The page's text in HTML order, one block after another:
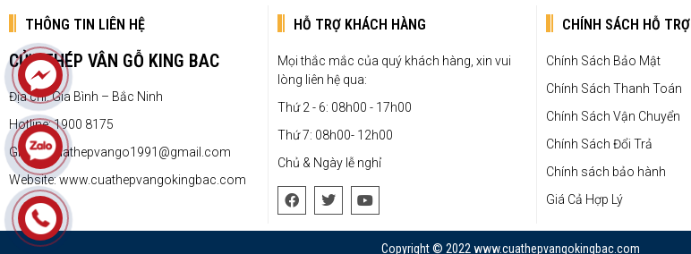
THÔNG TIN LIÊN HỆ
CỬA THÉP VÂN GỖ KING BAC
Địa chỉ: Gia Bình – Bắc Ninh
Hotline: 1900 8175
Gmail: Cuathepvango1991@gmail.com
Website: www.cuathepvangokingbac.com
HỖ TRỢ KHÁCH HÀNG
Mọi thắc mắc của quý khách hàng, xin vui
lòng liên hệ qua:
Thứ 2 - 6: 08h00 - 17h00
Thứ 7: 08h00- 12h00
Chủ & Ngày lễ nghỉ
CHÍNH SÁCH HỖ TRỢ
Chính Sách Bảo Mật
Chính Sách Thanh Toán
Chính Sách Vận Chuyển
Chính Sách Đổi Trả
Chính sách bảo hành
Giá Cả Hợp Lý
Copyright © 2022 www.cuathepvangokingbac.com